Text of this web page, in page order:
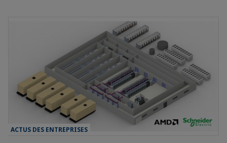
ACTUS DES ENTREPRISES